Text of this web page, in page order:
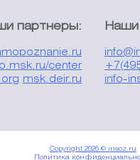
партнеры:
center
msk.deir.ru
Наши
info-
Copyright 2026 © insoz.ru
Политика